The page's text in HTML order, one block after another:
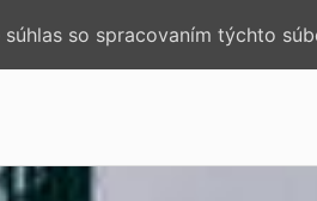
so spracovaním týchto